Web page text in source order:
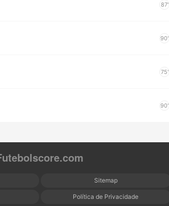
87'
90'
75'
90'
Sitemap
Política de Privacidade